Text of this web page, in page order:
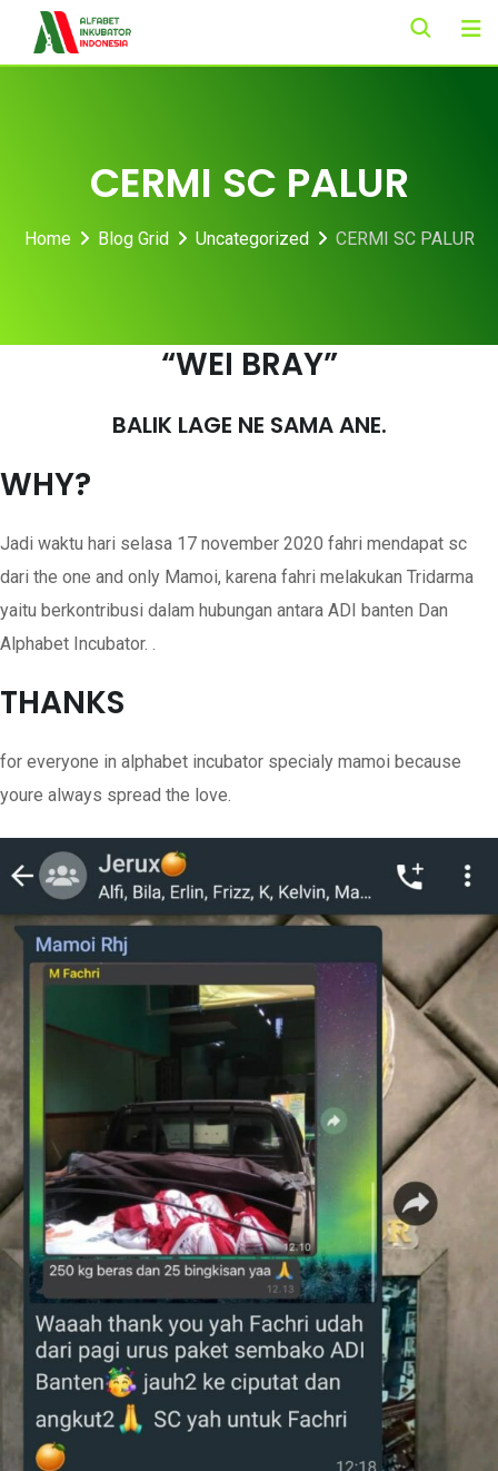
CERMI SC PALUR
Home Blog Grid Uncategorized CERMI SC PALUR
“WEI BRAY”
BALIK LAGE NE SAMA ANE.
WHY?
Jadi waktu hari selasa 17 november 2020 fahri mendapat sc
dari the one and only Mamoi, karena fahri melakukan Tridarma
yaitu berkontribusi dalam hubungan antara ADI banten Dan
Alphabet Incubator. .
THANKS
for everyone in alphabet incubator specialy mamoi because
youre always spread the love.